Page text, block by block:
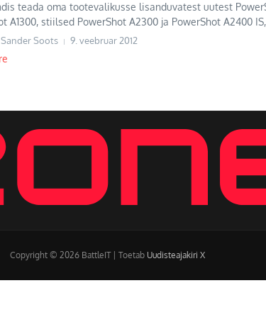
teada oma tootevalikusse lisanduvatest uutest
A1300, stiilsed PowerShot A2300 ja PowerShot A2400 IS,
Soots 9. veebruar 2012
Copyright © 2026 BattleIT | Toetab Uudisteajakiri X